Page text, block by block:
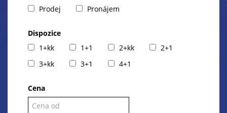
Prodej
Pronájem
Dispozice
1+kk
1+1 2+kk
2+1
3+kk
3+1 4+1
Cena